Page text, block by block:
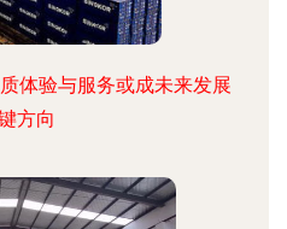
体验与服务或成未来发展
方向